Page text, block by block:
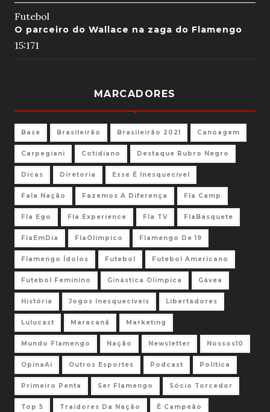
Futebol
O parceiro do Wallace na zaga do Flamengo
15:171
MARCADORES
Base Brasileirão Brasileirão 2021 Canoagem
Carpegiani Cotidiano Destaque Rubro Negro
Dicas Diretoria Esse É Inesquecível
Fala Nação Fazemos A Diferença Fla Camp
Fla Ego Fla Experience Fla TV FlaBasquete
FlaEmDia FlaOlímpico Flamengo De 19
Flamengo Ídolos Futebol Futebol Americano
Futebol Feminino Ginástica Olimpica Gávea
História Jogos Inesquecíveis Libertadores
Lulucast Maracanã Marketing
Mundo Flamengo Nação Newsletter Nossos10
OpinaAi Outros Esportes Podcast Política
Primeiro Penta Ser Flamengo Sócio Torcedor
Top 5 Traidores Da Nação É Campeão